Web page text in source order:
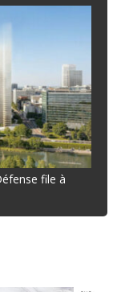
file à